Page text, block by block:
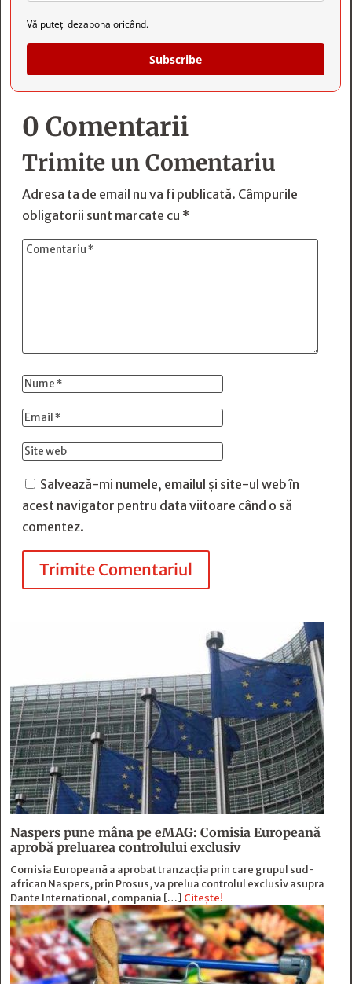
Vă puteți dezabona oricând.
Subscribe
0 Comentarii
Trimite un Comentariu
Adresa ta de email nu va fi publicată. Câmpurile
obligatorii sunt marcate cu *
Salvează-mi numele, emailul și site-ul web în
acest navigator pentru data viitoare când o să
comentez.
Trimite Comentariul
Naspers pune mâna pe eMAG: Comisia Europeană
aprobă preluarea controlului exclusiv
Comisia Europeană a aprobat tranzacția prin care grupul sud-
african Naspers, prin Prosus, va prelua controlul exclusiv asupra
Dante International, compania […] Citește!